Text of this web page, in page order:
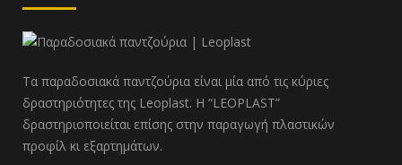
Τα παραδοσιακά παντζούρια είναι μία από τις κύριες
δραστηριότητες της Leoplast. Η “LEOPLAST”
δραστηριοποιείται επίσης στην παραγωγή πλαστικών
προφίλ κι εξαρτημάτων.